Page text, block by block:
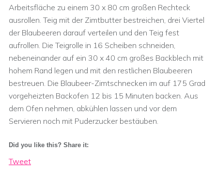
Arbeitsfläche zu einem 30 x 80 cm großen Rechteck
ausrollen. Teig mit der Zimtbutter bestreichen, drei Viertel
der Blaubeeren darauf verteilen und den Teig fest
aufrollen. Die Teigrolle in 16 Scheiben schneiden,
nebeneinander auf ein 30 x 40 cm großes Backblech mit
hohem Rand legen und mit den restlichen Blaubeeren
bestreuen. Die Blaubeer-Zimtschnecken im auf 175 Grad
vorgeheizten Backofen 12 bis 15 Minuten backen. Aus
dem Ofen nehmen, abkühlen lassen und vor dem
Servieren noch mit Puderzucker bestäuben.
Did you like this? Share it:
Tweet